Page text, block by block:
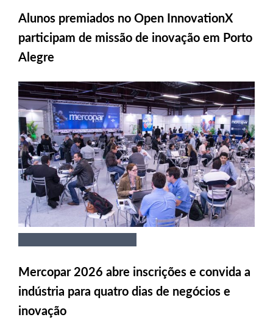
Alunos premiados no Open InnovationX
participam de missão de inovação em Porto
Alegre
Mercopar 2026 abre inscrições e convida a
indústria para quatro dias de negócios e
inovação